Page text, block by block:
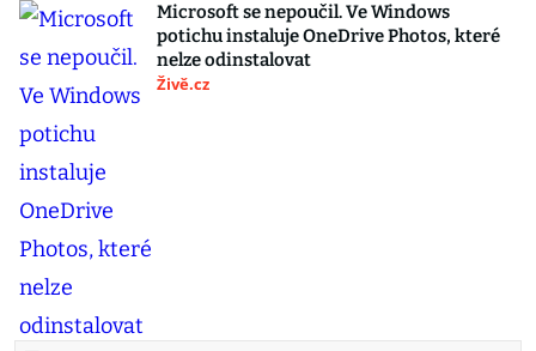
Microsoft se nepoučil. Ve Windows
potichu instaluje OneDrive Photos, které
nelze odinstalovat
Živě.cz